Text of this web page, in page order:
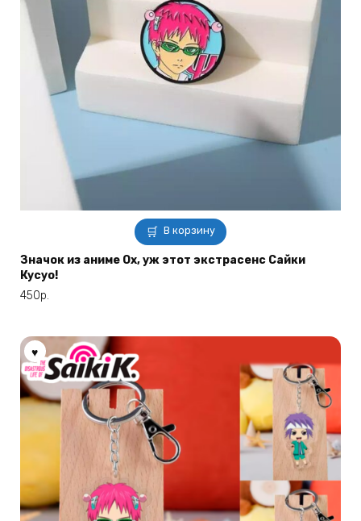
В корзину
Значок из аниме Ох, уж этот экстрасенс Сайки
Кусуо!
450р.